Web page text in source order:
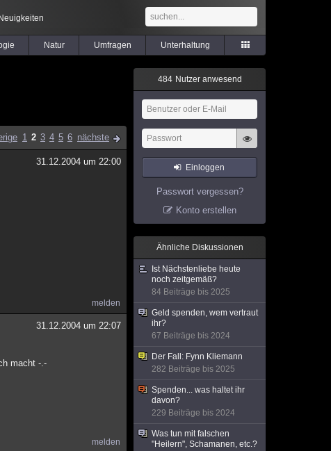
Neuigkeiten
Natur Umfragen Unterhaltung
1 2 3 4 5 6 nächste
31.12.2004 um 22:00
melden
31.12.2004 um 22:07
macht -.-
melden
484 Nutzer anwesend
Einloggen
Passwort vergessen?
Konto erstellen
Ähnliche Diskussionen
Ist Nächstenliebe heute
noch zeitgemäß?
84 Beiträge bis 2025
Geld spenden, wem vertraut
ihr?
67 Beiträge bis 2024
Der Fall: Fynn Kliemann
282 Beiträge bis 2025
Spenden... was haltet ihr
davon?
229 Beiträge bis 2024
Was tun mit falschen
"Heilern", Schamanen, etc.?